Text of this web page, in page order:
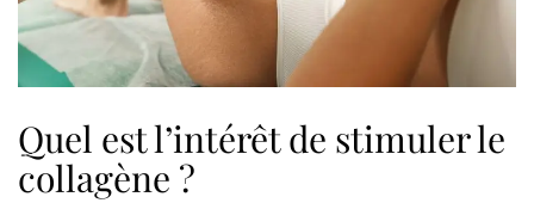
Quel est l’intérêt de stimuler le
collagène ?